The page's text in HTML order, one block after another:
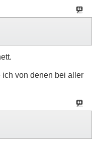
ich von denen bei aller